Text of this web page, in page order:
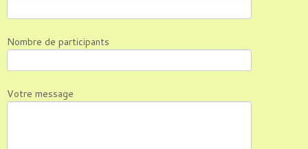
Nombre de participants
Votre message